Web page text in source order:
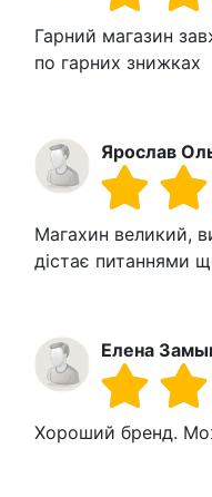
Гарний магазин
по гарних знижках
Ярослав
Магахин великий,
дістає питаннями
Елена
Хороший бренд.